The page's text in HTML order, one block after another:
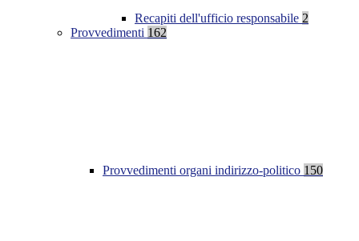
Recapiti dell'ufficio responsabile 2
Provvedimenti 162
Provvedimenti organi indirizzo-politico 150